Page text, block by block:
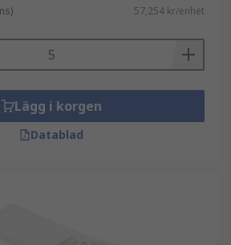
57,254 kr/enhet
Lägg i korgen
Datablad